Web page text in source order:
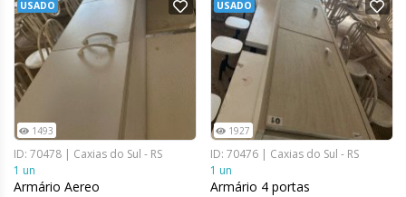
USADO
1493
ID: 70478 | Caxias do Sul - RS
1 un
Armário Aereo
USADO
1927
ID: 70476 | Caxias do Sul - RS
1 un
Armário 4 portas